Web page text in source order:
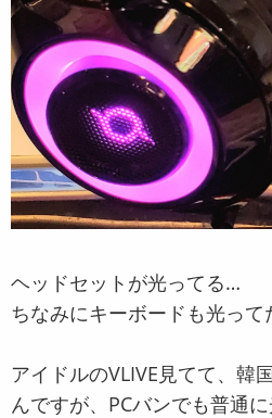
ヘッドセットが光ってる…
ちなみにキーボードも光っ
アイドルのVLIVE見てて、韓
んですが、PCバンでも普通に